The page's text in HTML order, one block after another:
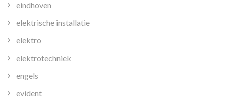
eindhoven
elektrische installatie
elektro
elektrotechniek
engels
evident